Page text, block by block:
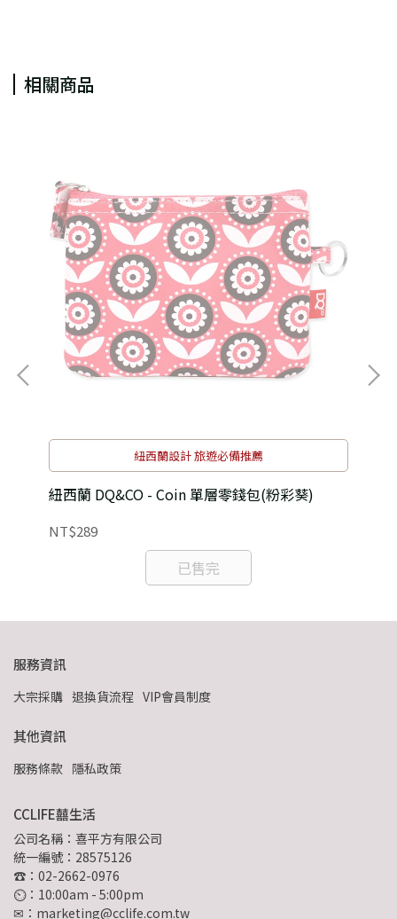
相關商品
紐西蘭設計 旅遊必備推薦
紐西蘭 DQ&CO - Coin 單層零錢包(粉彩葵)
NT$289
已售完
服務資訊
大宗採購 退換貨流程 VIP會員制度
其他資訊
服務條款 隱私政策
CCLIFE囍生活
公司名稱：喜平方有限公司
統一編號：28575126
☎：02-2662-0976
⏲︎：10:00am - 5:00pm
✉：marketing@cclife.com.tw